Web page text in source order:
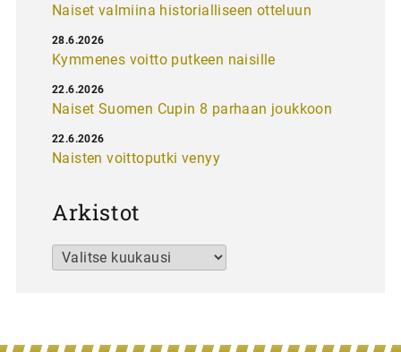
Naiset valmiina historialliseen otteluun
Kymmenes voitto putkeen naisille
28.6.2026
Naiset Suomen Cupin 8 parhaan joukkoon
22.6.2026
Naisten voittoputki venyy
22.6.2026
Arkistot
Arkistot